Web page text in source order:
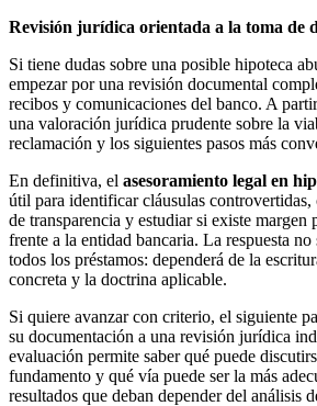
Revisión jurídica orientada a la toma de
Si tiene dudas sobre una posible hipoteca
empezar por una revisión documental
recibos y comunicaciones del banco. A
una valoración jurídica prudente sobre la
reclamación y los siguientes pasos más
En definitiva, el asesoramiento legal en
útil para identificar cláusulas
de transparencia y estudiar si existe margen
frente a la entidad bancaria. La respuesta no
todos los préstamos: dependerá de la
concreta y la doctrina aplicable.
Si quiere avanzar con criterio, el siguiente
su documentación a una revisión jurídica
evaluación permite saber qué puede
fundamento y qué vía puede ser la más
resultados que deban depender del análisis